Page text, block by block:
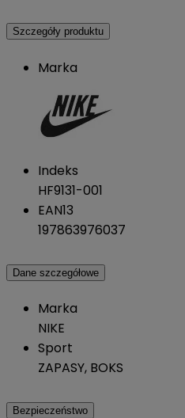
Szczegóły produktu
Marka
Indeks
HF9131-001
EAN13
197863976037
Dane szczegółowe
Marka
NIKE
Sport
ZAPASY, BOKS
Bezpieczeństwo